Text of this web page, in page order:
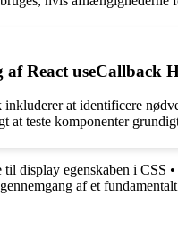
React useCallback
at identificere
at teste komponenter
display egenskaben i CSS •
af et